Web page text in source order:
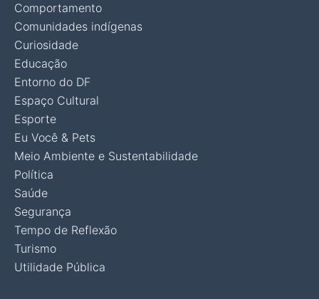
Comportamento
Comunidades indígenas
Curiosidade
Educação
Entorno do DF
Espaço Cultural
Esporte
Eu Você & Pets
Meio Ambiente e Sustentabilidade
Política
Saúde
Segurança
Tempo de Reflexão
Turismo
Utilidade Pública